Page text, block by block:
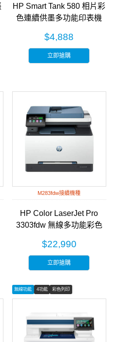
HP Smart Tank 580 相片彩
色連續供墨多功能印表機
$4,888
立即搶購
M283fdw接續機種
HP Color LaserJet Pro
3303fdw 無線多功能彩色
$22,990
立即搶購
無線功能 4功能 彩色列印